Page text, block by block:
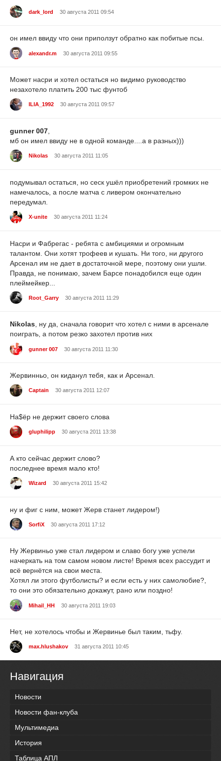
dark_lord 30 августа 2011 09:54
он имел ввиду что они приползут обратно как побитые псы.
alexandr.m 30 августа 2011 09:55
Может насри и хотел остаться но видимо руководство
незахотело платить 200 тыс фунтоб
ILIA_1992 30 августа 2011 09:57
gunner 007
мб он имел ввиду не в одной команде....а в разных)))
Nikolas 30 августа 2011 11:05
подумывал остаться, но сеск ушёл приобретений громких не
намечалось, а после матча с ливером окончательно
передумал.
X-unite 30 августа 2011 11:24
Насри и Фабрегас - ребята с амбициями и огромным
талантом. Они хотят трофеев и кушать. Ни того, ни другого
Арсенал им не дает в достаточной мере, поэтому они ушли.
Правда, не понимаю, зачем Барсе понадобился еще один
плеймейкер...
Root_Garry 30 августа 2011 11:29
Nikolas, ну да, сначала говорит что хотел с ними в арсенале
поиграть, а потом резко захотел против них
gunner 007 30 августа 2011 11:30
Жервинньо, он киданул тебя, как и Арсенал.
Captain 30 августа 2011 12:07
На$ёр не держит своего слова
gluphilipp 30 августа 2011 13:38
А кто сейчас держит слово?
последнее время мало кто!
Wizard 30 августа 2011 15:42
ну и фиг с ним, может Жерв станет лидером!)
SorfiX 30 августа 2011 17:12
Ну Жервиньо уже стал лидером и славо богу уже успели
начеркать на том самом новом листе! Время всех рассудит и
всё вернётся на свои места.
Хотял ли этого футболисты? и если есть у них самолюбие?,
то они это обязательно докажут, рано или поздно!
Mihail_HH 30 августа 2011 19:03
Нет, не хотелось чтобы и Жервинье был таким, тьфу.
max.hlushakov 31 августа 2011 10:45
Навигация
Новости
Новости фан-клуба
Мультимедиа
История
Таблица АПЛ